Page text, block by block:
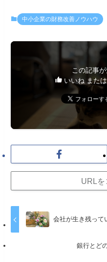
中小企業の財務改善ノウハウ
この記事
いいね また
URLを
会社が生き残って
銀行とど